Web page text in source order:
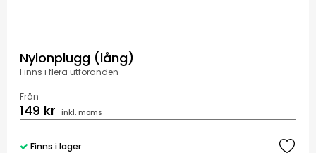
Nylonplugg (lång)
Finns i flera utföranden
Från
149 kr inkl. moms
Finns i lager